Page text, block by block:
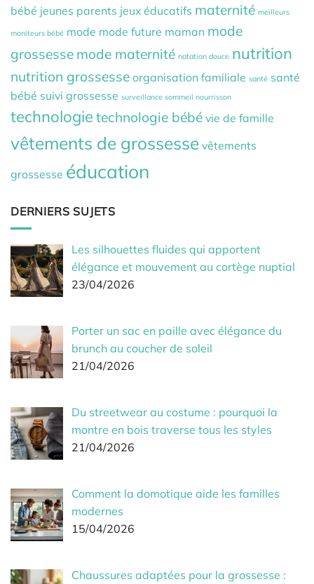
bébé jeunes parents jeux éducatifs maternité meilleurs
moniteurs bébé mode mode future maman mode
grossesse mode maternité natation douce nutrition
nutrition grossesse organisation familiale santé santé
bébé suivi grossesse surveillance sommeil nourrisson
technologie technologie bébé vie de famille
vêtements de grossesse vêtements
grossesse éducation
DERNIERS SUJETS
Les silhouettes fluides qui apportent
élégance et mouvement au cortège nuptial
23/04/2026
Porter un sac en paille avec élégance du
brunch au coucher de soleil
21/04/2026
Du streetwear au costume : pourquoi la
montre en bois traverse tous les styles
21/04/2026
Comment la domotique aide les familles
modernes
15/04/2026
Chaussures adaptées pour la grossesse :